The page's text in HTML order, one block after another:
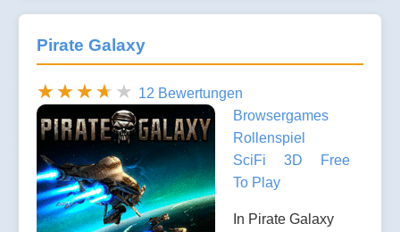
Pirate Galaxy
12 Bewertungen
Browsergames
Rollenspiel
SciFi
3D
Free
To Play
In Pirate Galaxy